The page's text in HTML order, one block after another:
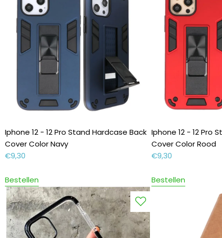
Iphone 12 - 12 Pro Stand Hardcase Back
Cover Color Navy
€9,30
Bestellen
Iphone 12 - 12 Pro
Cover Color Rood
€9,30
Bestellen